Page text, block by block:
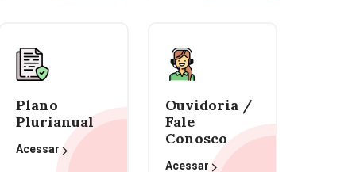
Plano
Plurianual
Acessar
Ouvidoria /
Fale
Conosco
Acessar